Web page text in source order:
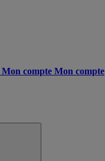
Mon compte Mon compte